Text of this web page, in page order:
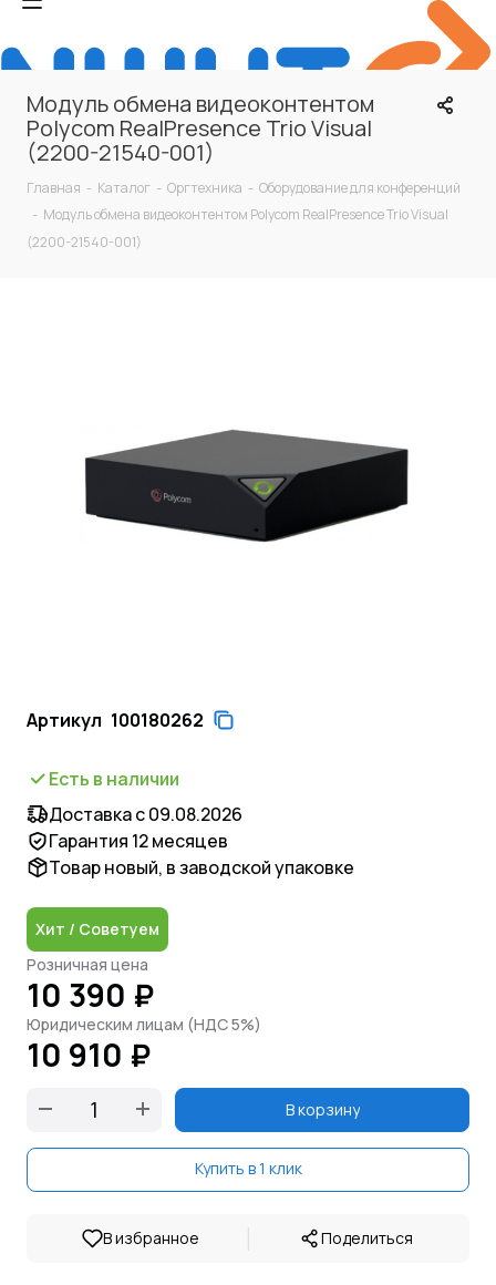
Модуль обмена видеоконтентом
Polycom RealPresence Trio Visual
(2200-21540-001)
Главная - Каталог - Оргтехника - Оборудование для конференций
- Модуль обмена видеоконтентом Polycom RealPresence Trio Visual
(2200-21540-001)
Артикул 100180262
Есть в наличии
Доставка с 09.08.2026
Гарантия 12 месяцев
Товар новый, в заводской упаковке
Хит / Советуем
Розничная цена
10 390 ₽
Юридическим лицам (НДС 5%)
10 910 ₽
В корзину
Купить в 1 клик
В избранное | Поделиться